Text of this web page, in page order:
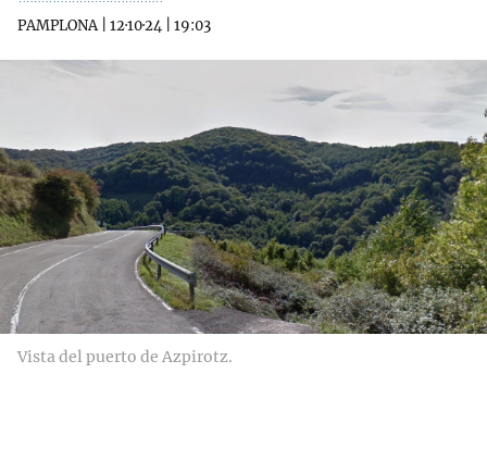
PAMPLONA| 12·10·24 19:03
Vista del puerto de Azpirotz.